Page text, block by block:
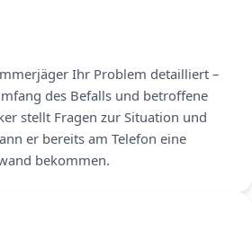
Ihr Problem detailliert –
des Befalls und betroffene
stellt Fragen zur Situation und
er bereits am Telefon eine
bekommen.